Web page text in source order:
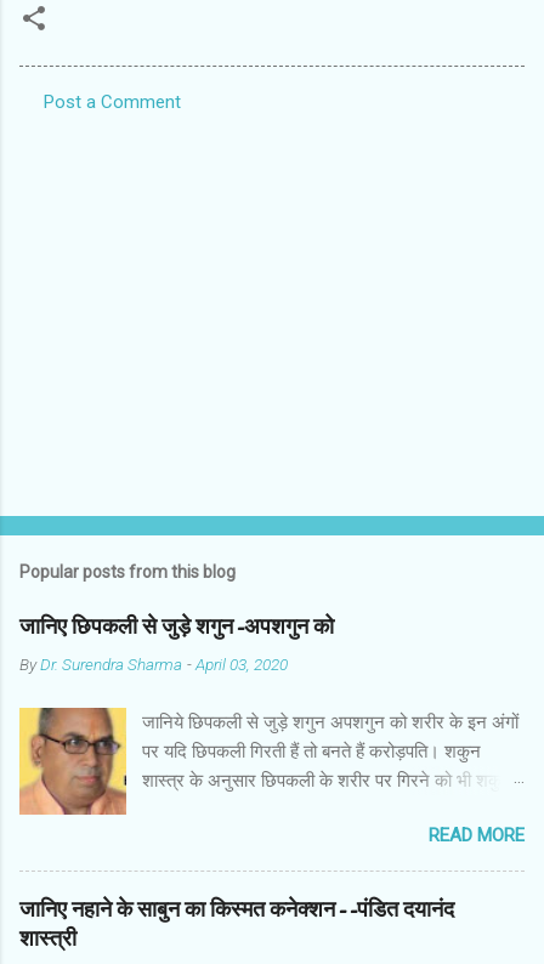
Post a Comment
Popular posts from this blog
जानिए छिपकली से जुड़े शगुन-अपशगुन को
ByDr. Surendra Sharma -April 03, 2020
जानिये छिपकली से जुड़े शगुन अपशगुन को शरीर के इन अंगों
पर यदि छिपकली गिरती हैं तो बनते हैं करोड़पति। शकुन
शास्त्र के अनुसार छिपकली के शरीर पर गिरने को भी शकुन/
पाई जाती है, एक जंगली और एक घरेलू। छिपकली की जंगली
नस्ल को गिरगिट कहा जाता है जबकि घरों में पाई जाने वाली
छिपकली घरेलू छिपकली कही जाती है। शकुन शास्त्र के
अनुसार छिपकली के शरीर पर गिरने को भी शकुन/अपशकुन
READ MORE
जानिए नहाने के साबुन का किस्मत कनेक्शन--पंडित दयानंद
शास्त्री